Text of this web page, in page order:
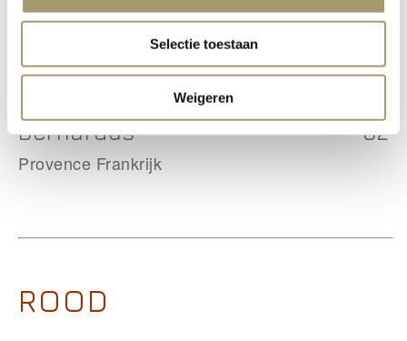
Selectie toestaan
Weigeren
Selection Huis ter Duin
43
Assemblage Languedoc Frankrijk
Bernardus 62
Provence Frankrijk
ROOD